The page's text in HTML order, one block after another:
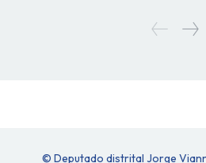
© Deputado distrital Jorge